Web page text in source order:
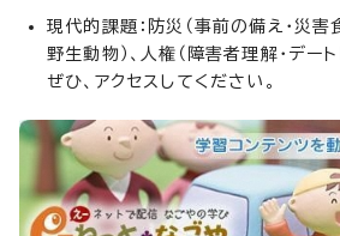
現代的課題：防災（事前の備え・災害
野生動物）、人権（障害者理解・デー
ぜひ、アクセスしてください。